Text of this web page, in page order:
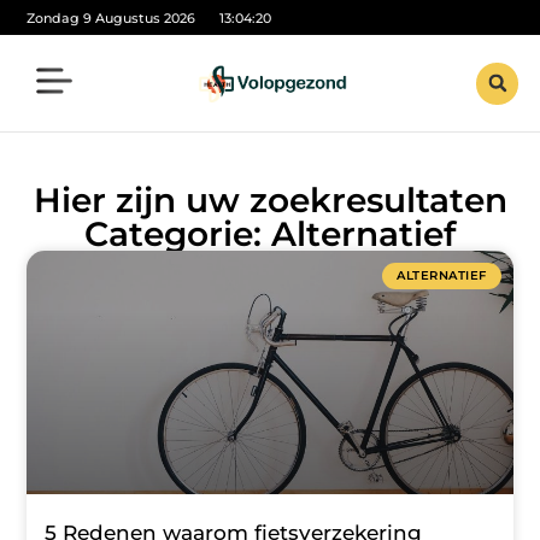
Zondag 9 Augustus 2026 13:04:21
Hier zijn uw zoekresultaten
Categorie: Alternatief
ALTERNATIEF
5 Redenen waarom fietsverzekering